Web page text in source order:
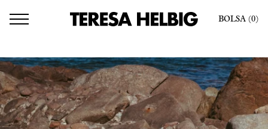
BOLSA (0)